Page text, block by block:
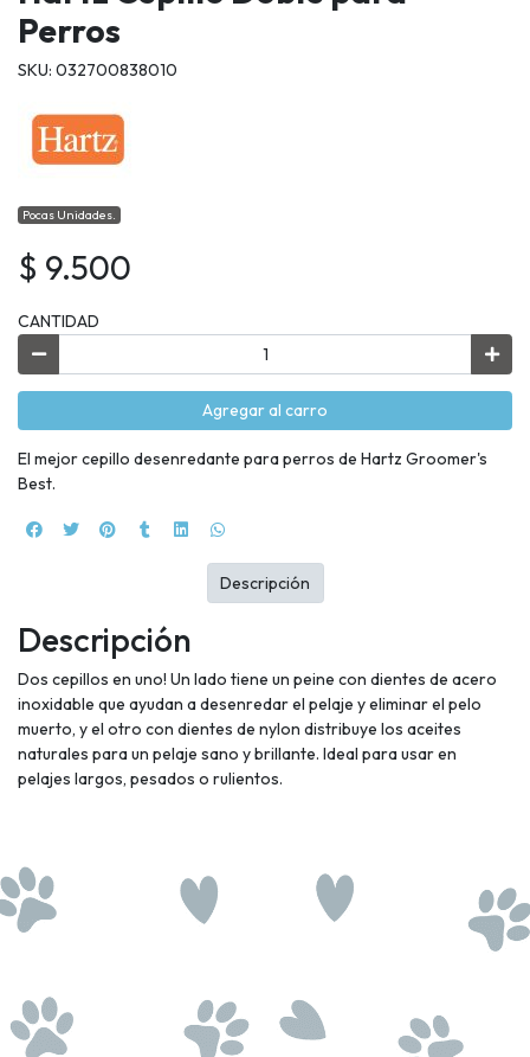
Perros
SKU: 032700838010
Pocas Unidades.
$ 9.500
CANTIDAD
Agregar al carro
El mejor cepillo desenredante para perros de Hartz Groomer's
Best.
Descripción
Dos cepillos en uno! Un lado tiene un peine con dientes de acero
inoxidable que ayudan a desenredar el pelaje y eliminar el pelo
muerto, y el otro con dientes de nylon distribuye los aceites
naturales para un pelaje sano y brillante. Ideal para usar en
pelajes largos, pesados o rulientos.
Descripción